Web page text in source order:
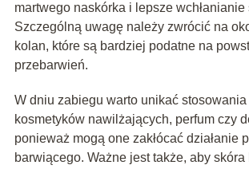
martwego naskórka i lepsze wchłanianie
Szczególną uwagę należy zwrócić na
kolan, które są bardziej podatne na
przebarwień.
W dniu zabiegu warto unikać
kosmetyków nawilżających, perfum czy
ponieważ mogą one zakłócać działanie
barwiącego. Ważne jest także, aby skóra